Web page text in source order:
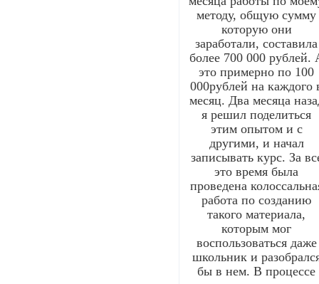
методу, общую сумму
которую они
заработали, составила
более 700 000 рублей.
это примерно по 100
000рублей на каждого
месяц. Два месяца
я решил поделиться
этим опытом и с
другими, и начал
записывать курс. За
это время была
проведена
работа по созданию
такого материала,
которым мог
воспользоваться даже
школьник и
бы в нем. В процессе